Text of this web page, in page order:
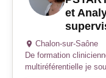
et
Chalon-sur-Saône
De formation
multiréférentielle je